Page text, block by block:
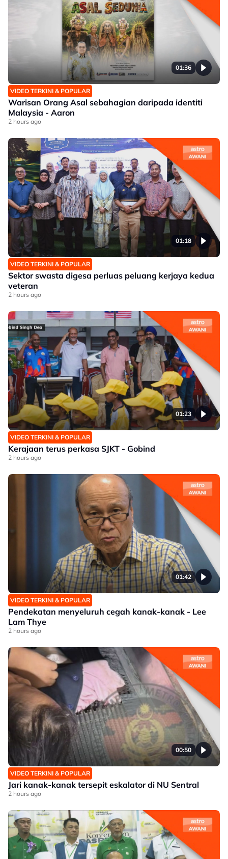
01:36
VIDEO TERKINI & POPULAR
Warisan Orang Asal sebahagian daripada identiti
Malaysia - Aaron
2 hours ago
01:18
VIDEO TERKINI & POPULAR
Sektor swasta digesa perluas peluang kerjaya kedua
veteran
2 hours ago
01:23
VIDEO TERKINI & POPULAR
Kerajaan terus perkasa SJKT - Gobind
2 hours ago
01:42
VIDEO TERKINI & POPULAR
Pendekatan menyeluruh cegah kanak-kanak - Lee
Lam Thye
2 hours ago
00:50
VIDEO TERKINI & POPULAR
Jari kanak-kanak tersepit eskalator di NU Sentral
2 hours ago